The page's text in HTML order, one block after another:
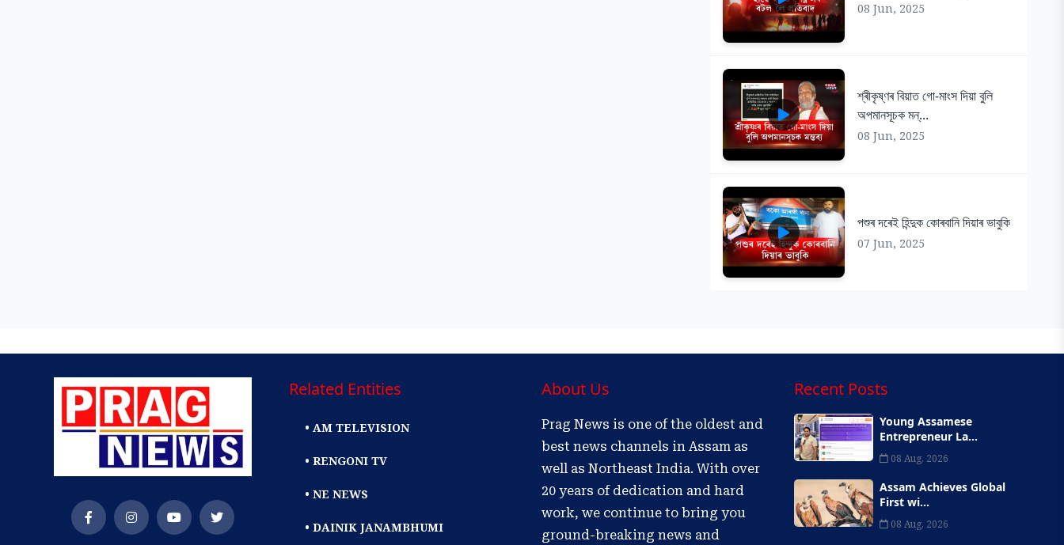
08 Jun, 2025
শ্ৰীকৃষ্ণৰ বিয়াত গো-মাংস দিয়া বুলি
অপমানসূচক মন্...
08 Jun, 2025
পশুৰ দৰেই হিন্দুক কোৰবানি দিয়াৰ ভাবুকি
07 Jun, 2025
Related Entities
• AM TELEVISION
• RENGONI TV
• NE NEWS
• DAINIK JANAMBHUMI
About Us
Prag News is one of the oldest and
best news channels in Assam as
well as Northeast India. With over
20 years of dedication and hard
work, we continue to bring you
ground-breaking news and
Recent Posts
Young Assamese
Entrepreneur La...
08 Aug, 2026
Assam Achieves Global
First wi...
08 Aug, 2026